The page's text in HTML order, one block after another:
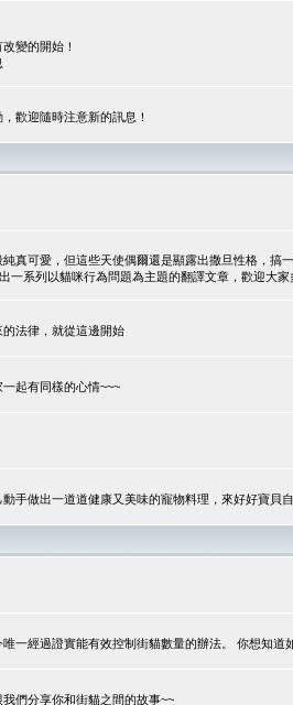
變的開始！
歡迎隨時注意新的訊息！
真可愛，但這些天使偶爾還是顯露出撒旦性格，
一系列以貓咪行為問題為主題的翻譯文章，歡迎大家
法律，就從這邊開始
起有同樣的心情~~~
手做出一道道健康又美味的寵物料理，來好好寶貝
一經過證實能有效控制街貓數量的辦法。 你想知道
們分享你和街貓之間的故事~~